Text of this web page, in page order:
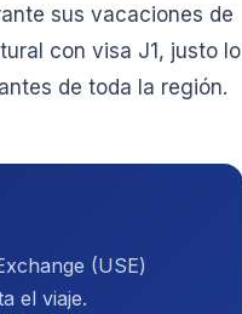
sus vacaciones de
con visa J1, justo lo
de toda la región.
(USE)
el viaje.